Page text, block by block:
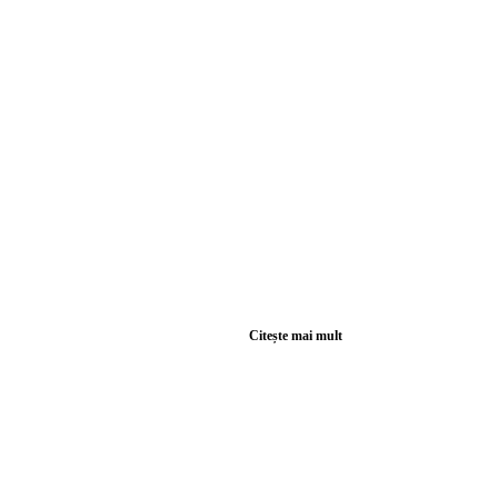
Citește mai mult